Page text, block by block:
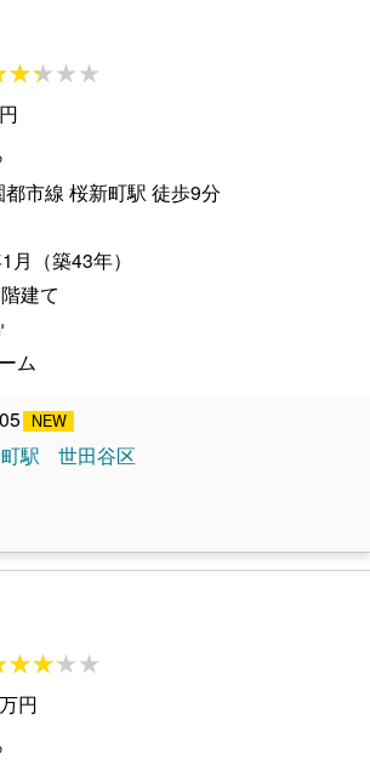
都市線 桜新町駅 徒歩9分
月（築43年）
建て
ム
駅 世田谷区
万円